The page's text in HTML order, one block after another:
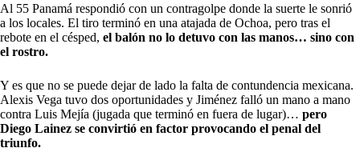
Al 55 Panamá respondió con un contragolpe donde la suerte le sonrió
a los locales. El tiro terminó en una atajada de Ochoa, pero tras el
rebote en el césped, el balón no lo detuvo con las manos… sino con
el rostro.
Y es que no se puede dejar de lado la falta de contundencia mexicana.
Alexis Vega tuvo dos oportunidades y Jiménez falló un mano a mano
contra Luis Mejía (jugada que terminó en fuera de lugar)… pero
Diego Lainez se convirtió en factor provocando el penal del
triunfo.